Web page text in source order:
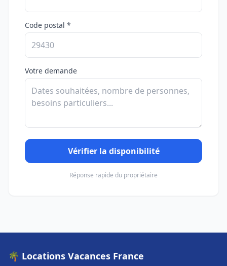
Code postal *
Votre demande
Vérifier la disponibilité
Réponse rapide du propriétaire
🌴 Locations Vacances France